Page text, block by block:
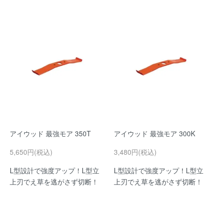
アイウッド 最強モア 350T
5,650円(税込)
L型設計で強度アップ！L型立
上刃でえ草を逃がさず切断！
アイウッド 最強モア 300K
3,480円(税込)
L型設計で強度アップ！L型立
上刃でえ草を逃がさず切断！